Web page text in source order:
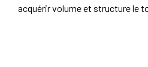
acquérir volume et structure le